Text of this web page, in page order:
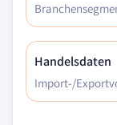
Handelsdaten
Import-/